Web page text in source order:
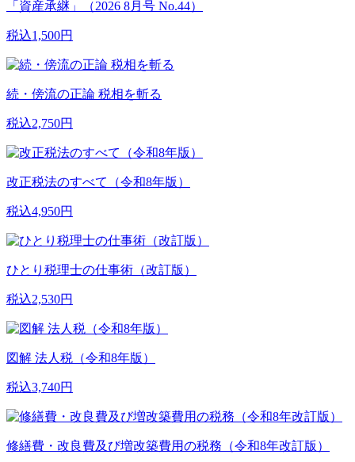
「資産承継」（2026 8月号 No.44）
税込1,500円
続・傍流の正論 税相を斬る
税込2,750円
改正税法のすべて（令和8年版）
税込4,950円
ひとり税理士の仕事術（改訂版）
税込2,530円
図解 法人税（令和8年版）
税込3,740円
修繕費・改良費及び増改築費用の税務（令和8年改訂版）